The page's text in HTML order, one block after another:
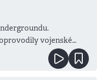
vojenské